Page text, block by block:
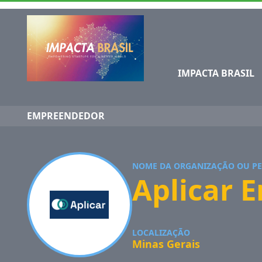
IMPACTA BRASIL
EMPREENDEDOR
NOME DA ORGANIZAÇÃO OU
Aplicar
LOCALIZAÇÃO
Minas Gerais